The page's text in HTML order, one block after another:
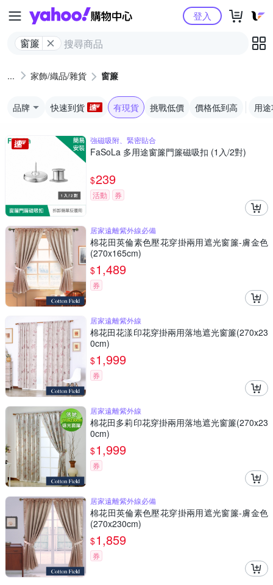
Yahoo購物中心
窗簾
登入
家飾/織品/雜貨 窗簾
品牌 快速到貨 有現貨 挑戰低價 價格低到高 用
強磁吸附、緊密貼合
FaSoLa 多用途窗簾門簾磁吸扣 (1入/2對)
$239
活動 券
居家遠離紫外線必備
棉花田英倫素色壓花穿掛兩用遮光窗簾-膚金色
(270x165cm)
$1,489
券
居家遠離紫外線
棉花田花漾印花穿掛兩用落地遮光窗簾(270x23
0cm)
$1,999
券
居家遠離紫外線
棉花田多莉印花穿掛兩用落地遮光窗簾(270x23
0cm)
$1,999
券
居家遠離紫外線必備
棉花田英倫素色壓花穿掛兩用遮光窗簾-膚金色
(270x230cm)
$1,859
券